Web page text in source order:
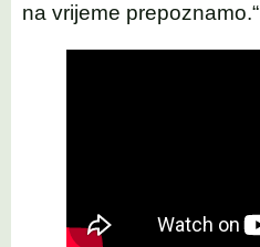
na vrijeme prepoznamo.“